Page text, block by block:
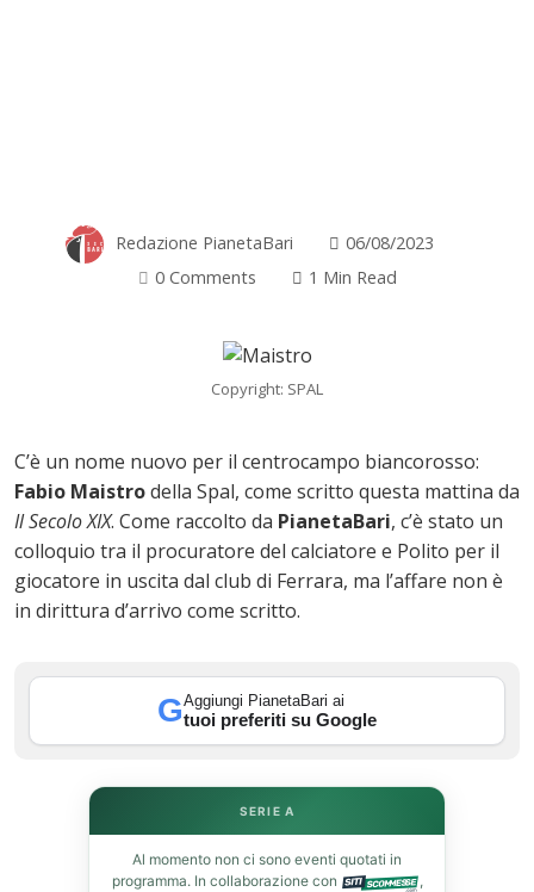
Redazione PianetaBari
06/08/2023
0 Comments
1 Min Read
Copyright: SPAL
C’è un nome nuovo per il centrocampo biancorosso:
Fabio Maistrodella Spal, come scritto questa mattina da
Il Secolo XIX. Come raccolto da PianetaBari, c’è stato un
colloquio tra il procuratore del calciatore e Polito per il
giocatore in uscita dal club di Ferrara, ma l’affare non è
in dirittura d’arrivo come scritto.
GAggiungi PianetaBari ai
tuoi preferiti su Google
SERIE A
Al momento non ci sono eventi quotati in
programma. In collaborazione con
,